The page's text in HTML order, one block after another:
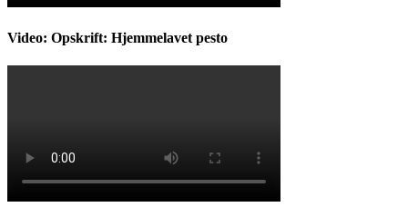
Video: Opskrift: Hjemmelavet pesto